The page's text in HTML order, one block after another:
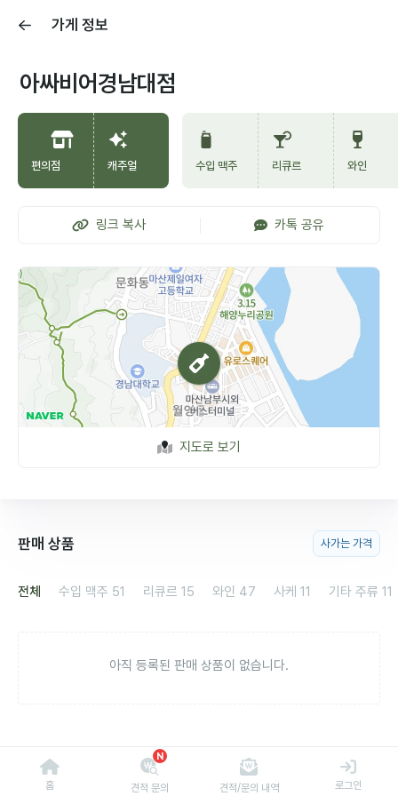
가게 정보
아싸비어경남대점
편의점 캐주얼 수입 맥주 리큐르 와인
링크 복사 카톡 공유
지도로 보기
판매 상품 사가는 가격
전체 수입 맥주 51 리큐르 15 와인 47 사케 11 기타 주류 11
아직 등록된 판매 상품이 없습니다.
홈
N
견적 문의 견적/문의 내역 로그인